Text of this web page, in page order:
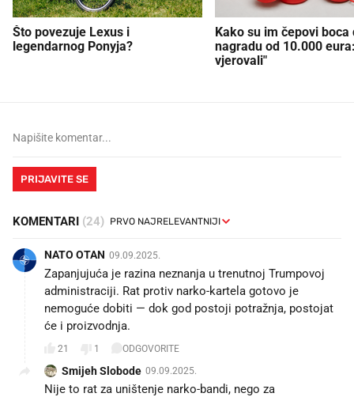
Što povezuje Lexus i
legendarnog Ponyja?
Kako su im čepovi boca
nagradu od 10.000
vjerovali"
PRIJAVITE SE
KOMENTARI (24)
NATO OTAN 09.09.2025.
Zapanjujuća je razina neznanja u trenutnoj Trumpovoj
administraciji. Rat protiv narko-kartela gotovo je
nemoguće dobiti — dok god postoji potražnja, postojat
će i proizvodnja.
21 1 ODGOVORITE
Smijeh Slobode 09.09.2025.
Nije to rat za uništenje narko-bandi, nego za